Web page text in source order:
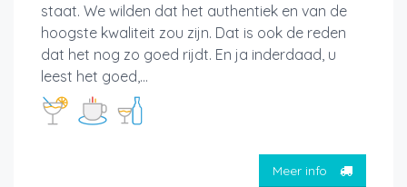
staat. We wilden dat het authentiek en van de
hoogste kwaliteit zou zijn. Dat is ook de reden
dat het nog zo goed rijdt. En ja inderdaad, u
leest het goed,...
Meer info